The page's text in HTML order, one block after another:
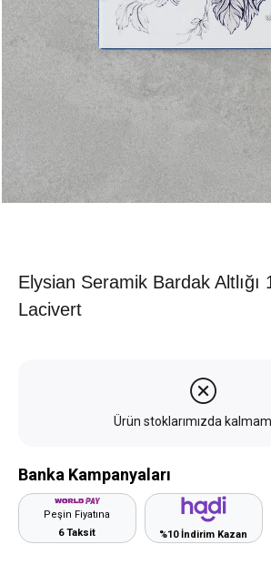
Elysian Seramik Bardak Altlığı
Lacivert
Ürün stoklarımızda
Banka Kampanyaları
Peşin Fiyatına
6 Taksit
%10 İndirim Kazan